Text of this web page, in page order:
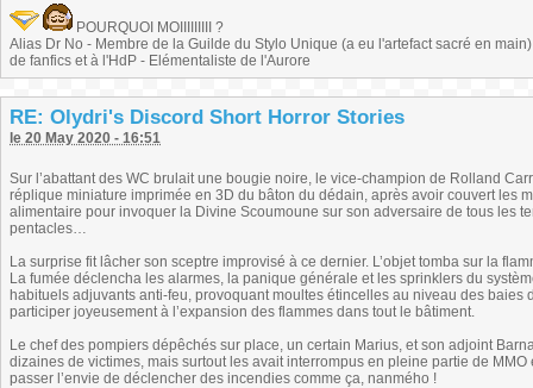
POURQUOI MOIIIIIIIII ?
Alias Dr No - Membre de la Guilde du Stylo Unique (a eu l'artefact sacré en
de fanfics et à l'HdP - Elémentaliste de l'Aurore
RE: Olydri's Discord Short Horror Stories
le 20 May 2020 - 16:51
Sur l’abattant des WC brulait une bougie noire, le vice-champion de Rolland
réplique miniature imprimée en 3D du bâton du dédain, après avoir couvert les
alimentaire pour invoquer la Divine Scoumoune sur son adversaire de tous les
pentacles…
La surprise fit lâcher son sceptre improvisé à ce dernier. L’objet tomba sur la
La fumée déclencha les alarmes, la panique générale et les sprinklers du
habituels adjuvants anti-feu, provoquant moultes étincelles au niveau des
participer joyeusement à l’expansion des flammes dans tout le bâtiment.
Le chef des pompiers dépêchés sur place, un certain Marius, et son adjoint
dizaines de victimes, mais surtout les avait interrompus en pleine partie de
passer l’envie de déclencher des incendies comme ça, nanmého !